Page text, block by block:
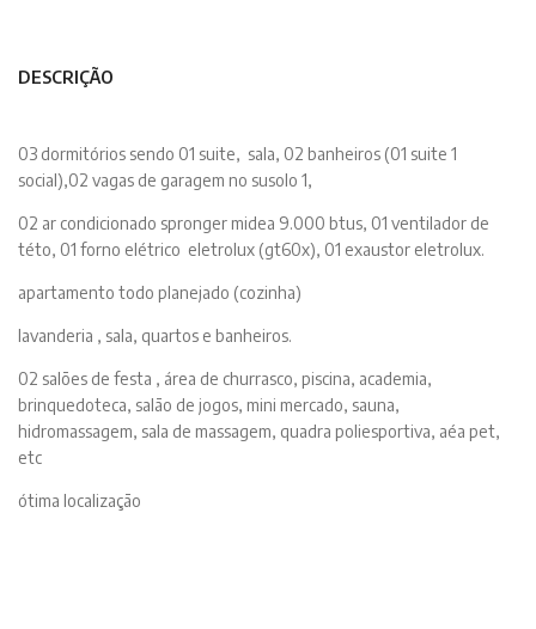
DESCRIÇÃO
03 dormitórios sendo 01 suite, sala, 02 banheiros (01 suite 1
social),02 vagas de garagem no susolo 1,
02 ar condicionado spronger midea 9.000 btus, 01 ventilador de
této, 01 forno elétrico eletrolux (gt60x), 01 exaustor eletrolux.
apartamento todo planejado (cozinha)
lavanderia , sala, quartos e banheiros.
02 salões de festa , área de churrasco, piscina, academia,
brinquedoteca, salão de jogos, mini mercado, sauna,
hidromassagem, sala de massagem, quadra poliesportiva, aéa pet,
etc
ótima localização